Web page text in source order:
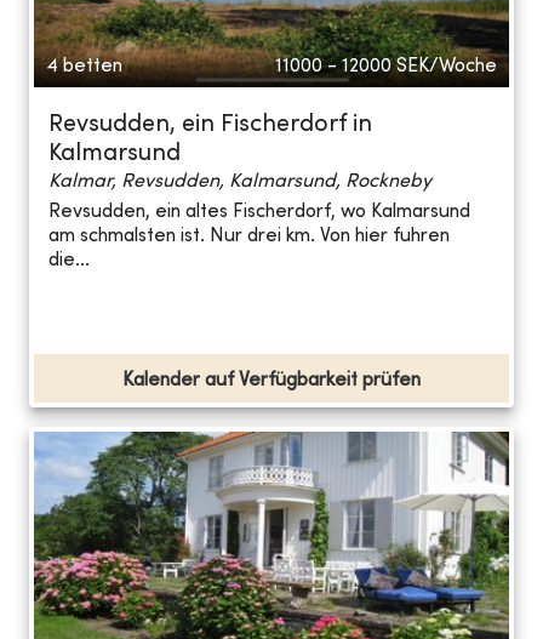
4 betten 11000 - 12000 SEK/Woche
Revsudden, ein Fischerdorf in
Kalmarsund
Kalmar, Revsudden, Kalmarsund, Rockneby
Revsudden, ein altes Fischerdorf, wo Kalmarsund
am schmalsten ist. Nur drei km. Von hier fuhren
die...
Kalender auf Verfügbarkeit prüfen